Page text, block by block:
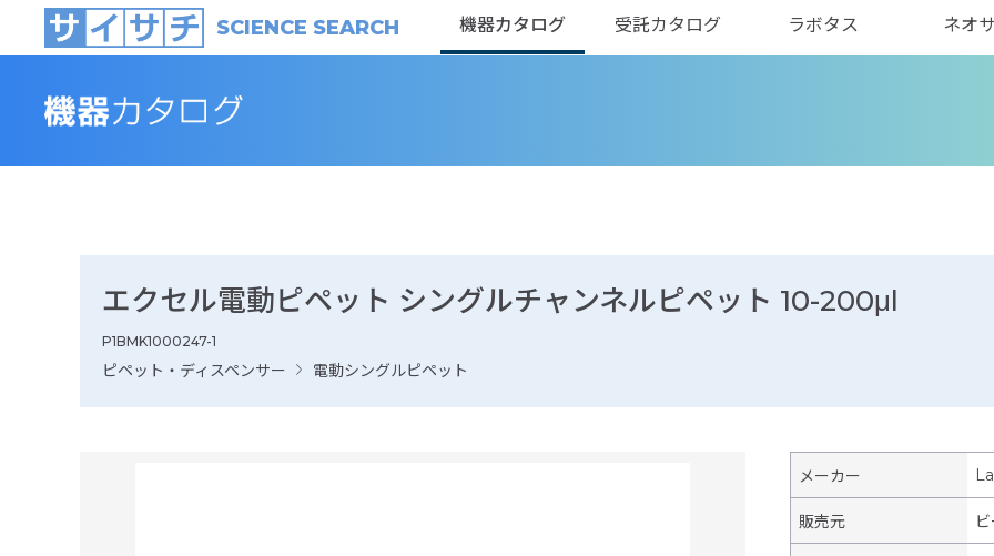
SCIENCE SEARCH 機器カタログ 受託カタログ ラボタス ネオ
エクセル電動ピペット シングルチャンネルピペット 10-200μl
P1BMK1000247-1
ピペット・ディスペンサー 電動シングルピペット
メーカー
販売元